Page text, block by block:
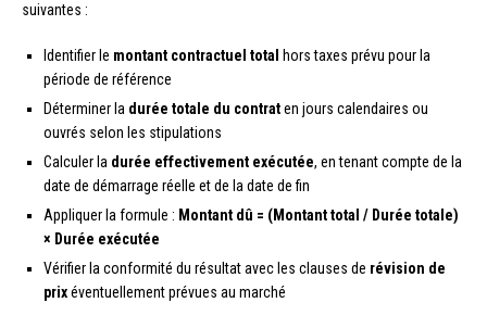
suivantes :
Identifier le montant contractuel total
hors taxes prévu pour la
période de référence
Déterminer la durée totale du contraten jours calendaires ou
ouvrés selon les stipulations
Calculer la durée effectivement exécutée, en tenant compte de la
date de démarrage réelle et de la date de fin
Appliquer la formule : Montant dû = (Montant total / Durée totale)
× Durée exécutée
Vérifier la conformité du résultat avec les clauses de révision de
prixéventuellement prévues au marché